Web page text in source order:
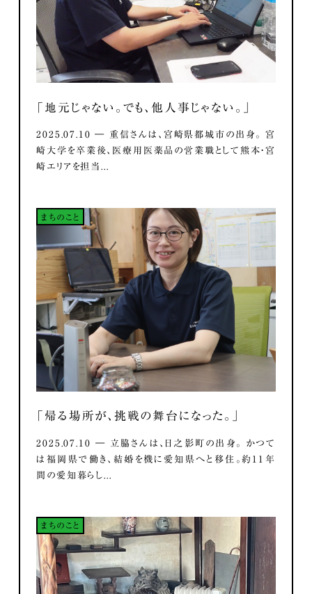
「地元じゃない。でも、他人事じゃない。」
2025.07.10 ― 重信さんは、宮崎県都城市の出身。 宮
崎大学を卒業後、医療用医薬品の営業職として熊本・宮
崎エリアを担当...
まちのこと
「帰る場所が、挑戦の舞台になった。」
2025.07.10 ― 立脇さんは、日之影町の出身。 かつて
は福岡県で働き、結婚を機に愛知県へと移住。約11年
間の愛知暮らし...
まちのこと